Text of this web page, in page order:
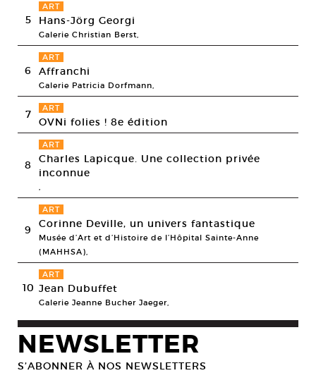
5
ART
Hans-Jörg Georgi
Galerie Christian Berst,
6
ART
Affranchi
Galerie Patricia Dorfmann,
7 ART
OVNi folies ! 8e édition
8
ART
Charles Lapicque. Une collection privée
inconnue
9
ART
Corinne Deville, un univers fantastique
Musée d’Art et d’Histoire de l’Hôpital Sainte-Anne
(MAHHSA),
10
ART
Jean Dubuffet
Galerie Jeanne Bucher Jaeger,
NEWSLETTER
S’ABONNER À NOS NEWSLETTERS